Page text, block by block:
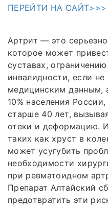
ПЕРЕЙТИ НА САЙТ>>>
Артрит — это
которое может
суставах,
инвалидности, если
медицинским данным,
10% населения
старше 40 лет,
отеки и деформацию.
таких как хруст в
может усугубить
необходимости
при ревматоидном
Препарат Алтайский
предотвратить эти